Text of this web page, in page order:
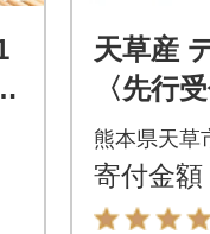
天草産
〈先行
02B
熊本県天草
寄付金額